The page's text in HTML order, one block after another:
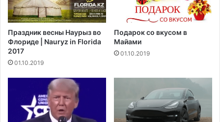
и
м
о
с
т
и
с
с
л
е
п
о
т
у
у
Праздник весны Наурыз во
Флориде | Nauryz in Florida
2017
01.10.2019
Подарок со вкусом в
Майами
01.10.2019